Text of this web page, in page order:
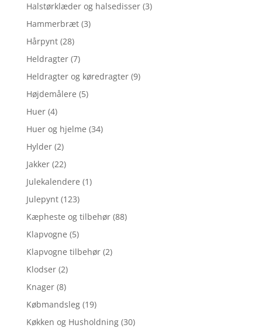
Halstørklæder og halsedisser (3)
Hammerbræt (3)
Hårpynt (28)
Heldragter (7)
Heldragter og køredragter (9)
Højdemålere (5)
Huer (4)
Huer og hjelme (34)
Hylder (2)
Jakker (22)
Julekalendere (1)
Julepynt (123)
Kæpheste og tilbehør (88)
Klapvogne (5)
Klapvogne tilbehør (2)
Klodser (2)
Knager (8)
Købmandsleg (19)
Køkken og Husholdning (30)